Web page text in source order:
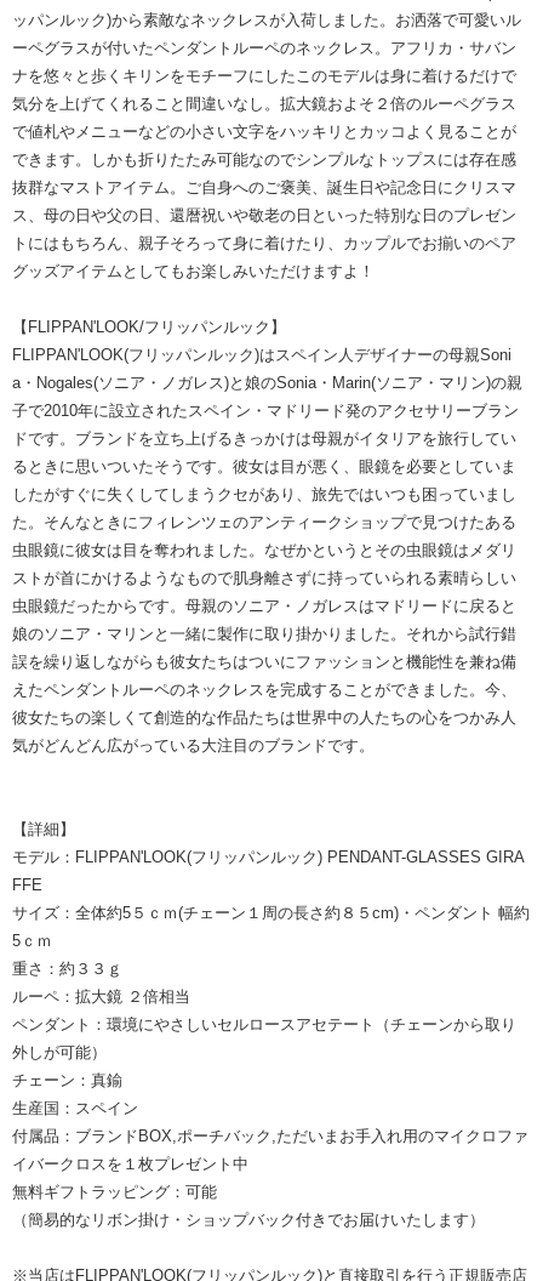
ッパンルック)から素敵なネックレスが入荷しました。お洒落で可愛いル
ーペグラスが付いたペンダントルーペのネックレス。アフリカ・サバン
ナを悠々と歩くキリンをモチーフにしたこのモデルは身に着けるだけで
気分を上げてくれること間違いなし。拡大鏡およそ２倍のルーペグラス
で値札やメニューなどの小さい文字をハッキリとカッコよく見ることが
できます。しかも折りたたみ可能なのでシンプルなトップスには存在感
抜群なマストアイテム。ご自身へのご褒美、誕生日や記念日にクリスマ
ス、母の日や父の日、還暦祝いや敬老の日といった特別な日のプレゼン
トにはもちろん、親子そろって身に着けたり、カップルでお揃いのペア
グッズアイテムとしてもお楽しみいただけますよ！
【FLIPPAN'LOOK/フリッパンルック】
FLIPPAN'LOOK(フリッパンルック)はスペイン人デザイナーの母親Soni
a・Nogales(ソニア・ノガレス)と娘のSonia・Marin(ソニア・マリン)の親
子で2010年に設立されたスペイン・マドリード発のアクセサリーブラン
ドです。ブランドを立ち上げるきっかけは母親がイタリアを旅行してい
るときに思いついたそうです。彼女は目が悪く、眼鏡を必要としていま
したがすぐに失くしてしまうクセがあり、旅先ではいつも困っていまし
た。そんなときにフィレンツェのアンティークショップで見つけたある
虫眼鏡に彼女は目を奪われました。なぜかというとその虫眼鏡はメダリ
ストが首にかけるようなもので肌身離さずに持っていられる素晴らしい
虫眼鏡だったからです。母親のソニア・ノガレスはマドリードに戻ると
娘のソニア・マリンと一緒に製作に取り掛かりました。それから試行錯
誤を繰り返しながらも彼女たちはついにファッションと機能性を兼ね備
えたペンダントルーペのネックレスを完成することができました。今、
彼女たちの楽しくて創造的な作品たちは世界中の人たちの心をつかみ人
気がどんどん広がっている大注目のブランドです。
【詳細】
モデル：FLIPPAN'LOOK(フリッパンルック) PENDANT-GLASSES GIRA
FFE
サイズ：全体約5５ｃｍ(チェーン１周の長さ約８５cm)・ペンダント 幅約
5ｃｍ
重さ：約３３ｇ
ルーペ：拡大鏡 ２倍相当
ペンダント：環境にやさしいセルロースアセテート（チェーンから取り
外しが可能）
チェーン：真鍮
生産国：スペイン
付属品：ブランドBOX,ポーチバック,ただいまお手入れ用のマイクロファ
イバークロスを１枚プレゼント中
無料ギフトラッピング：可能
（簡易的なリボン掛け・ショップバック付きでお届けいたします）
※当店はFLIPPAN'LOOK(フリッパンルック)と直接取引を行う正規販売店